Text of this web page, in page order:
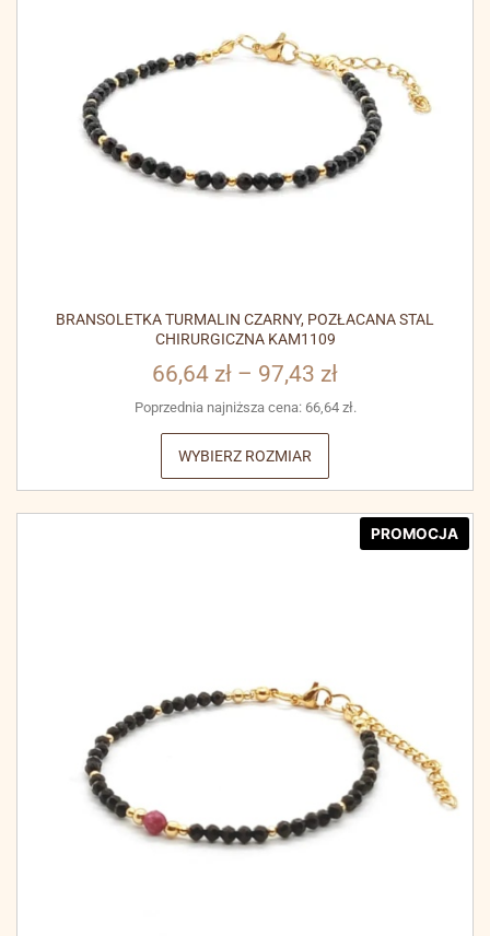
BRANSOLETKA TURMALIN CZARNY, POZŁACANA STAL
CHIRURGICZNA KAM1109
66,64 zł – 97,43 zł
Poprzednia najniższa cena: 66,64 zł.
WYBIERZ ROZMIAR
PROMOCJA